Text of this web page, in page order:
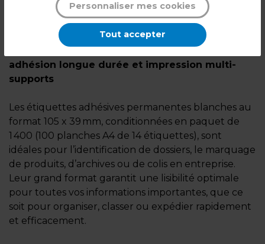
Description
Étiquettes adhésives permanentes blanches
105 x 39 mm Etibox : visibilité maximale,
adhésion longue durée et impression multi-
supports
Les étiquettes adhésives permanentes blanches au
format 105 x 39 mm, conditionnées en paquet de
1 400 (100 planches A4 de 14 étiquettes), sont
idéales pour l’identification de dossiers, le marquage
de produits, d’archives ou de colis en entreprise.
Leur grand format garantit une lisibilité optimale
pour toutes vos informations importantes, que ce
soit pour organiser, classer ou expédier rapidement
et efficacement.
Personnaliser mes cookies
Tout accepter